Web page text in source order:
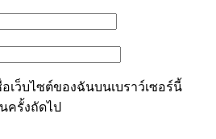
เว็บไซต์ของฉันบนเบราว์เซอร์นี้
ครั้งถัดไป